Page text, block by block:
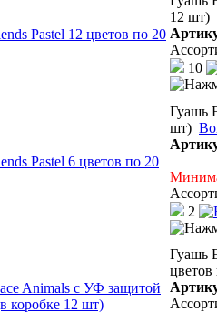
12 шт)
10
Гуашь
шт)
2
Гуашь